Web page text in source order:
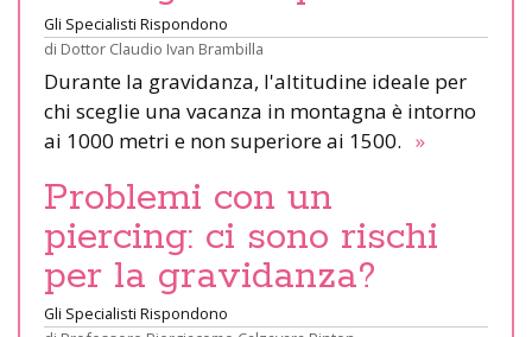
Gli Specialisti Rispondono
di Dottor Claudio Ivan Brambilla
Durante la gravidanza, l'altitudine ideale per
chi sceglie una vacanza in montagna è intorno
ai 1000 metri e non superiore ai 1500. »
Problemi con un
piercing: ci sono rischi
per la gravidanza?
Gli Specialisti Rispondono